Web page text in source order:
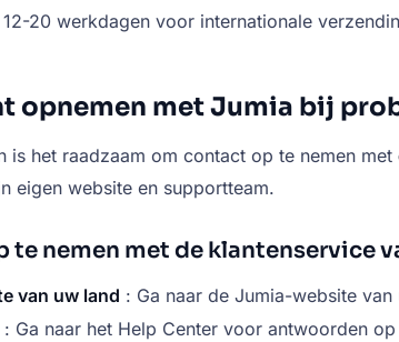
12-20 werkdagen voor internationale
opnemen met Jumia bij
is het raadzaam om contact op te nemen met
eigen website en supportteam.
te nemen met de klantenservice
van uw land : Ga naar de Jumia-website van
: Ga naar het Help Center voor antwoorden